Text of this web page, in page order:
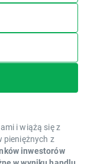
i wiążą się z
pieniężnych z
inwestorów